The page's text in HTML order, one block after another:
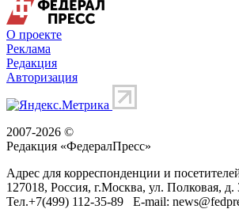
О проекте
Реклама
Редакция
Авторизация
2007-2026 ©
Редакция «ФедералПресс»
Адрес для корреспонденции и
127018, Россия, г.Москва, ул. Полковая, д.
Тел.+7(499) 112-35-89 E-mail: